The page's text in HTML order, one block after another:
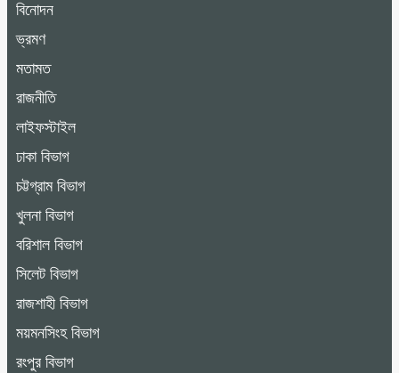
বিনোদন
ভ্রমণ
মতামত
রাজনীতি
লাইফস্টাইল
ঢাকা বিভাগ
চট্টগ্রাম বিভাগ
খুলনা বিভাগ
বরিশাল বিভাগ
সিলেট বিভাগ
রাজশাহী বিভাগ
ময়মনসিংহ বিভাগ
রংপুর বিভাগ